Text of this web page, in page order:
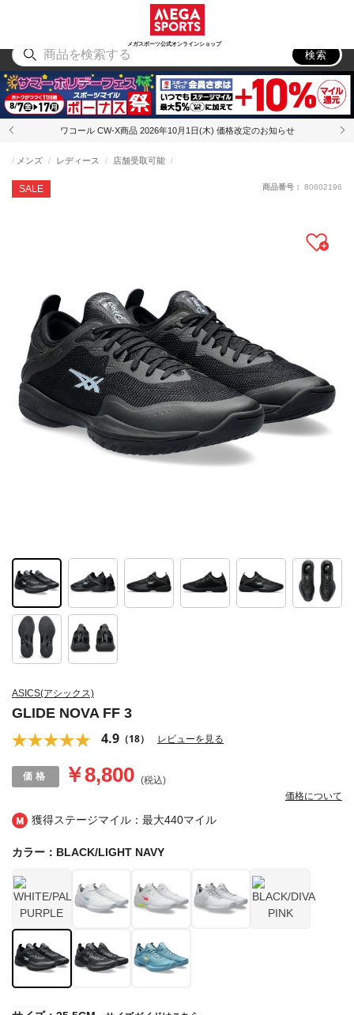
メガスポーツ公式オンラインショップ
アウトドア
検索
ワコール CW-X商品 2026年10月1日(木) 価格改定のお知らせ
獲得ステージマイル：最大440マイル
ASICS(アシックス)
GLIDE NOVA FF 3
4.9 （18） レビューを見る
SALE
メンズ レディース 店舗受取可能
￥8,800 (税込)
価格について
商品番号： 80602196
カラー：BLACK/LIGHT NAVY